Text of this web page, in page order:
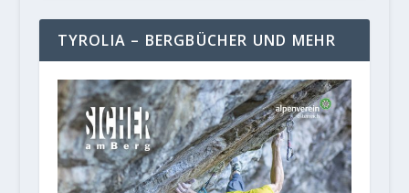
TYROLIA – BERGBÜCHER UND MEHR